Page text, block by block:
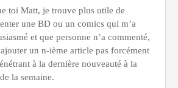
toi Matt, je trouve plus utile de
une BD ou un comics qui m’a
et que personne n’a commenté,
un n-ième article pas forcément
à la dernière nouveauté à la
la semaine.